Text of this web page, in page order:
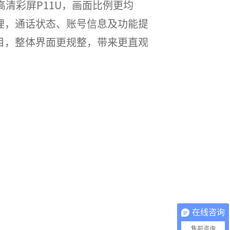
彩屏P11U，画面比例更均
，通话状态、账号信息及功能提
，整体界面更规整，带来更直观
在线咨询